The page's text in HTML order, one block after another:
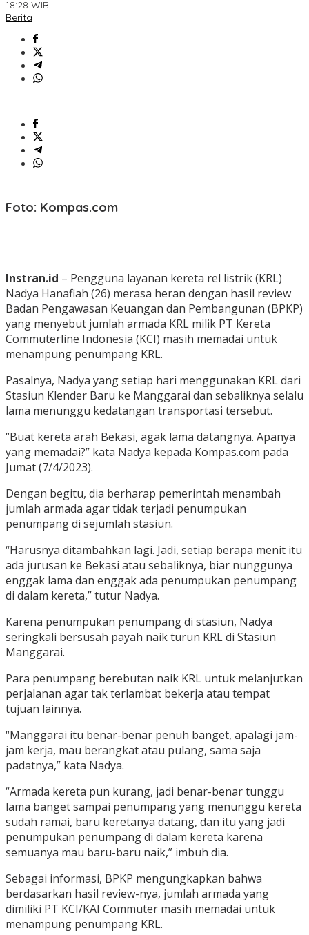
18:28 WIB
Berita
Foto: Kompas.com
Instran.id – Pengguna layanan kereta rel listrik (KRL)
Nadya Hanafiah (26) merasa heran dengan hasil review
Badan Pengawasan Keuangan dan Pembangunan (BPKP)
yang menyebut jumlah armada KRL milik PT Kereta
Commuterline Indonesia (KCI) masih memadai untuk
menampung penumpang KRL.
Pasalnya, Nadya yang setiap hari menggunakan KRL dari
Stasiun Klender Baru ke Manggarai dan sebaliknya selalu
lama menunggu kedatangan transportasi tersebut.
“Buat kereta arah Bekasi, agak lama datangnya. Apanya
yang memadai?” kata Nadya kepada Kompas.com pada
Jumat (7/4/2023).
Dengan begitu, dia berharap pemerintah menambah
jumlah armada agar tidak terjadi penumpukan
penumpang di sejumlah stasiun.
“Harusnya ditambahkan lagi. Jadi, setiap berapa menit itu
ada jurusan ke Bekasi atau sebaliknya, biar nunggunya
enggak lama dan enggak ada penumpukan penumpang
di dalam kereta,” tutur Nadya.
Karena penumpukan penumpang di stasiun, Nadya
seringkali bersusah payah naik turun KRL di Stasiun
Manggarai.
Para penumpang berebutan naik KRL untuk melanjutkan
perjalanan agar tak terlambat bekerja atau tempat
tujuan lainnya.
“Manggarai itu benar-benar penuh banget, apalagi jam-
jam kerja, mau berangkat atau pulang, sama saja
padatnya,” kata Nadya.
“Armada kereta pun kurang, jadi benar-benar tunggu
lama banget sampai penumpang yang menunggu kereta
sudah ramai, baru keretanya datang, dan itu yang jadi
penumpukan penumpang di dalam kereta karena
semuanya mau baru-baru naik,” imbuh dia.
Sebagai informasi, BPKP mengungkapkan bahwa
berdasarkan hasil review-nya, jumlah armada yang
dimiliki PT KCI/KAI Commuter masih memadai untuk
menampung penumpang KRL.